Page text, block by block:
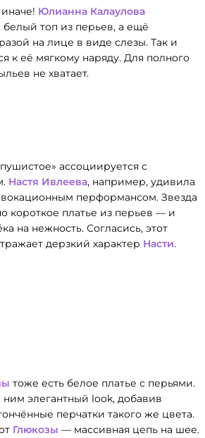
Юлианна Калаулова
топ из перьев, а ещё
на лице в виде слезы. Так и
к её мягкому наряду. Для полного
не хватает.
ассоциируется с
Настя Ивлеева, например, удивила
перформансом. Звезда
короткое платье из перьев — и
на нежность. Согласись, этот
дерзкий характер Насти.
тоже есть белое платье с перьями.
элегантный look, добавив
перчатки такого же цвета.
Глюкозы — массивная цепь на шее.